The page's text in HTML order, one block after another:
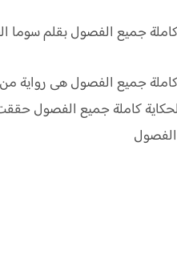
جميع الفصول بقلم سوما
جميع الفصول هى رواية
كاملة جميع الفصول